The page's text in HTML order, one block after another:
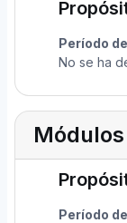
Período
No se ha
Período